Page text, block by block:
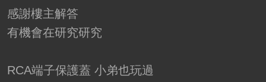
感謝樓主解答
有機會在研究研究
RCA端子保護蓋 小弟也玩過